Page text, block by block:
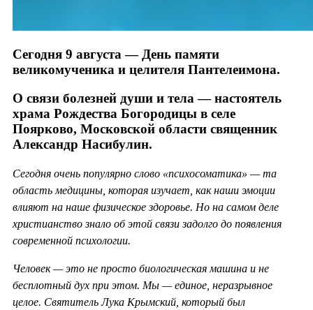
Сегодня 9 августа — День памяти
великомученика и целителя Пантелеимона.
О связи болезней души и тела — настоятель
храма Рождества Богородицы в селе
Поярково, Московской области священник
Александр Насибулин.
Сегодня очень популярно слово «психосоматика» — та
область медицины, которая изучает, как наши эмоции
влияют на наше физическое здоровье. Но на самом деле
христианство знало об этой связи задолго до появления
современной психологии.
Человек — это не просто биологическая машина и не
бесплотный дух при этом. Мы — единое, неразрывное
целое. Святитель Лука Крымский, который был